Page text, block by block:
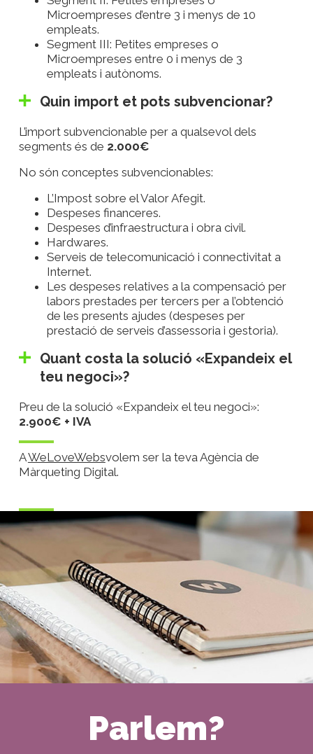
Microempreses d’entre 3 i menys de 10
empleats.
Segment III: Petites empreses o
Microempreses entre 0 i menys de 3
empleats i autònoms.
Quin import et pots subvencionar?
L’import subvencionable per a qualsevol dels
segments és de 2.000€
No són conceptes subvencionables:
L’Impost sobre el Valor Afegit.
Despeses financeres.
Despeses d’infraestructura i obra civil.
Hardwares.
Serveis de telecomunicació i connectivitat a
Internet.
Les despeses relatives a la compensació per
labors prestades per tercers per a l’obtenció
de les presents ajudes (despeses per
prestació de serveis d’assessoria i gestoria).
Quant costa la solució «Expandeix el
teu negoci»?
Preu de la solució «Expandeix el teu negoci»:
2.900€ + IVA
AWeLoveWebsvolem ser la teva Agència de
Màrqueting Digital.
Parlem?